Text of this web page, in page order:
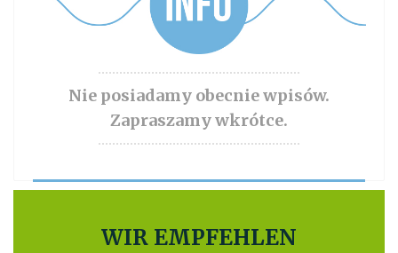
Nie posiadamy obecnie wpisów.
Zapraszamy wkrótce.
WIR EMPFEHLEN